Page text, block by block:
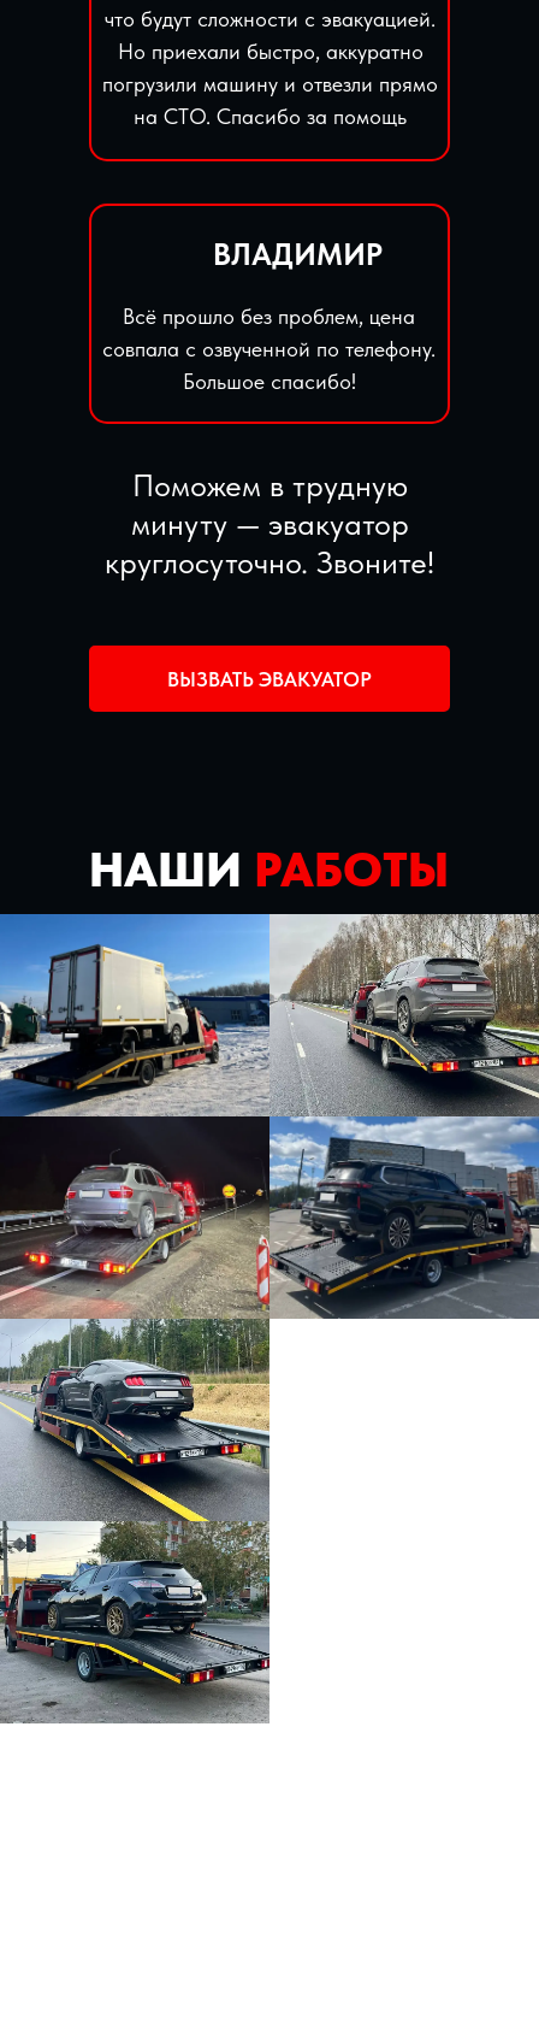
Поможем в трудную
минуту — эвакуатор
круглосуточно. Звоните!
что будут сложности с эвакуацией.
Но приехали быстро, аккуратно
погрузили машину и отвезли прямо
на СТО. Спасибо за помощь
ВЛАДИМИР
Всё прошло без проблем, цена
совпала с озвученной по телефону.
Большое спасибо!
ВЫЗВАТЬ ЭВАКУАТОР
НАШИ РАБОТЫ